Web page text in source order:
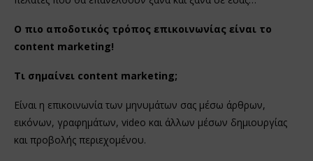
Ο πιο αποδοτικός τρόπος επικοινωνίας είναι το
content marketing!
Τι σημαίνει content marketing;
Είναι η επικοινωνία των μηνυμάτων σας μέσω άρθρων,
εικόνων, γραφημάτων, video και άλλων μέσων δημιουργίας
και προβολής περιεχομένου.